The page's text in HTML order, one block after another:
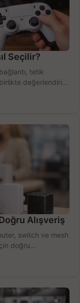
Seçilir?
tetik
değerlendirin;
Alışveriş
switch ve mesh
doğru